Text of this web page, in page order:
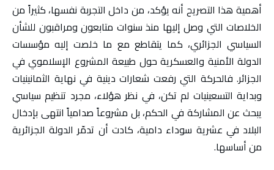
أهمية هذا التصريح أنه يؤكد، من داخل التجربة نفسها، كثيراً من
الخلاصات التي وصل إليها منذ سنوات متابعون ومراقبون للشأن
السياسي الجزائري، كما يتقاطع مع ما خلصت إليه مؤسسات
الدولة الأمنية والعسكرية حول طبيعة المشروع الإسلاموي في
الجزائر. فالحركة التي رفعت شعارات دينية في نهاية الثمانينيات
وبداية التسعينيات لم تكن، في نظر هؤلاء، مجرد تنظيم سياسي
يبحث عن المشاركة في الحكم، بل مشروعاً صدامياً انتهى بإدخال
البلاد في عشرية سوداء دامية، كادت أن تدمّر الدولة الجزائرية
من أساسها.